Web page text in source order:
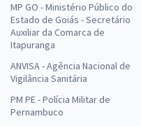
MP GO - Ministério Público do
Estado de Goiás - Secretário
Auxiliar da Comarca de
Itapuranga
ANVISA - Agência Nacional de
Vigilância Sanitária
PM PE - Polícia Militar de
Pernambuco